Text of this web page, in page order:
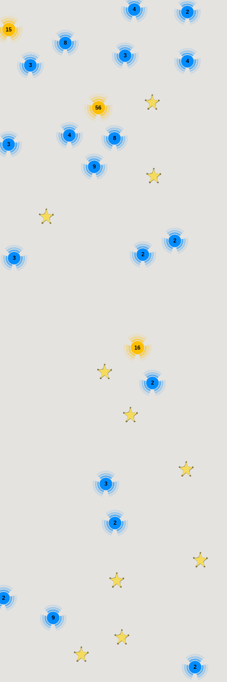
16
2
2
9
3
4
56
15
8
4 2
3
3
3
8
4
2
2
9
2
3
2